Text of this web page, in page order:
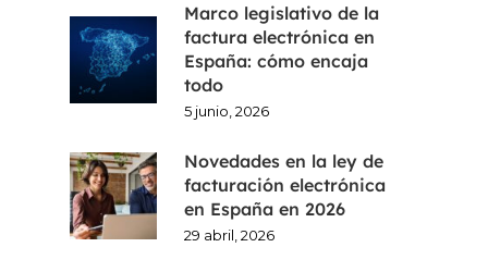
Marco legislativo de la
factura electrónica en
España: cómo encaja
todo
5 junio, 2026
Novedades en la ley de
facturación electrónica
en España en 2026
29 abril, 2026
Voxel